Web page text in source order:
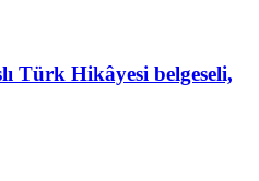
Türk Hikâyesi belgeseli,